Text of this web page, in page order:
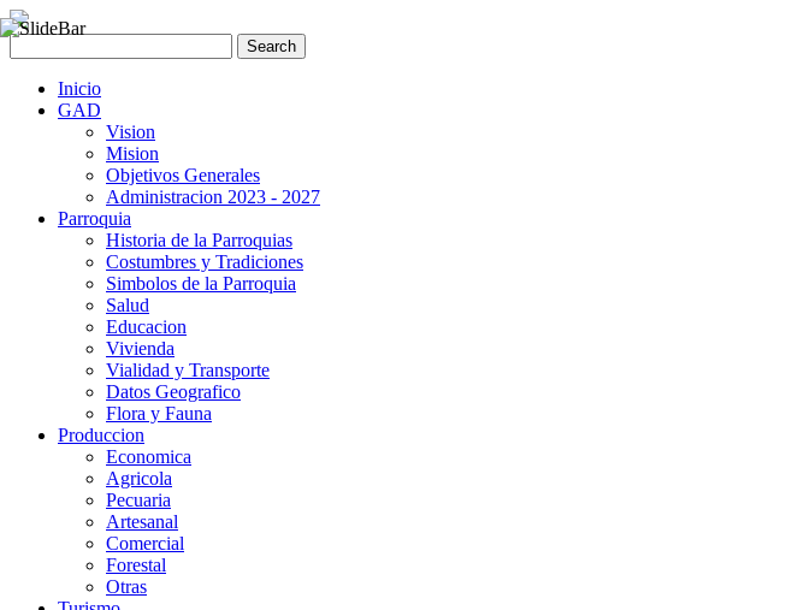
Inicio
GAD
Vision
Mision
Objetivos Generales
Administracion 2023 - 2027
Parroquia
Historia de la Parroquias
Costumbres y Tradiciones
Simbolos de la Parroquia
Salud
Educacion
Vivienda
Vialidad y Transporte
Datos Geografico
Flora y Fauna
Produccion
Economica
Agricola
Pecuaria
Artesanal
Comercial
Forestal
Otras